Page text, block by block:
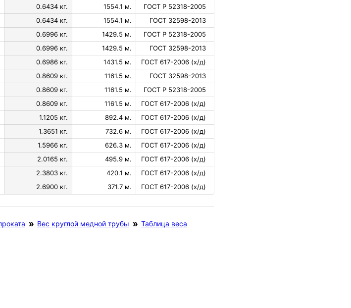
0.6434 кг. 1554.1 м.
ГОСТ Р 52318-2005
0.6434 кг. 1554.1 м.
ГОСТ 32598-2013
0.6996 кг. 1429.5 м.
ГОСТ Р 52318-2005
0.6996 кг. 1429.5 м.
ГОСТ 32598-2013
0.6986 кг. 1431.5 м.
ГОСТ 617-2006 (х/д)
0.8609 кг. 1161.5 м.
ГОСТ 32598-2013
0.8609 кг. 1161.5 м.
ГОСТ Р 52318-2005
0.8609 кг. 1161.5 м.
ГОСТ 617-2006 (х/д)
1.1205 кг. 892.4 м.
ГОСТ 617-2006 (х/д)
1.3651 кг. 732.6 м.
ГОСТ 617-2006 (х/д)
1.5966 кг. 626.3 м.
ГОСТ 617-2006 (х/д)
2.0165 кг. 495.9 м.
ГОСТ 617-2006 (х/д)
2.3803 кг. 420.1 м.
ГОСТ 617-2006 (х/д)
2.6900 кг. 371.7 м. ГОСТ 617-2006 (х/д)
Вес круглой медной трубы
Таблица веса